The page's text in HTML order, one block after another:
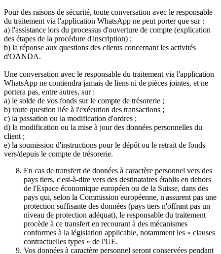
Pour des raisons de sécurité, toute conversation avec le responsable
du traitement via l'application WhatsApp ne peut porter que sur :
a) l'assistance lors du processus d'ouverture de compte (explication
des étapes de la procédure d'inscription) ;
b) la réponse aux questions des clients concernant les activités
d'OANDA.
Une conversation avec le responsable du traitement via l'application
WhatsApp ne contiendra jamais de liens ni de pièces jointes, et ne
portera pas, entre autres, sur :
a) le solde de vos fonds sur le compte de trésorerie ;
b) toute question liée à l'exécution des transactions ;
c) la passation ou la modification d'ordres ;
d) la modification ou la mise à jour des données personnelles du
client ;
e) la soumission d'instructions pour le dépôt ou le retrait de fonds
vers/depuis le compte de trésorerie.
En cas de transfert de données à caractère personnel vers des
pays tiers, c'est-à-dire vers des destinataires établis en dehors
de l'Espace économique européen ou de la Suisse, dans des
pays qui, selon la Commission européenne, n'assurent pas une
protection suffisante des données (pays tiers n'offrant pas un
niveau de protection adéquat), le responsable du traitement
procède à ce transfert en recourant à des mécanismes
conformes à la législation applicable, notamment les « clauses
contractuelles types » de l'UE.
Vos données à caractère personnel seront conservées pendant